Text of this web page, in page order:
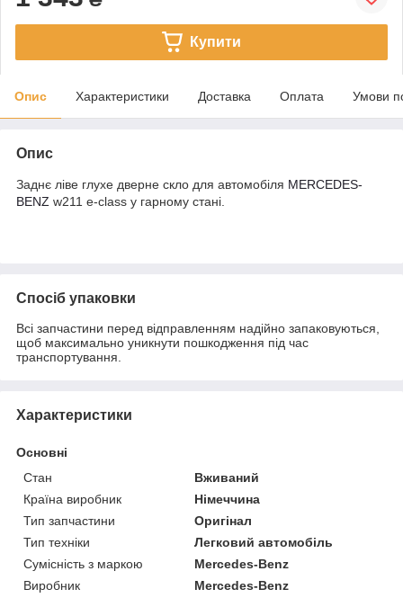
Купити
Опис Характеристики Доставка Оплата Умови
Опис
Заднє ліве глухе дверне скло для автомобіля MERCEDES-
BENZ w211 e-class у гарному стані.
Спосіб упаковки
Всі запчастини перед відправленням надійно запаковуються,
щоб максимально уникнути пошкодження під час
транспортування.
Характеристики
Основні
Стан
Вживаний
Країна виробник
Німеччина
Тип запчастини
Оригінал
Тип техніки
Легковий автомобіль
Сумісність з маркою
Mercedes-Benz
Виробник
Mercedes-Benz